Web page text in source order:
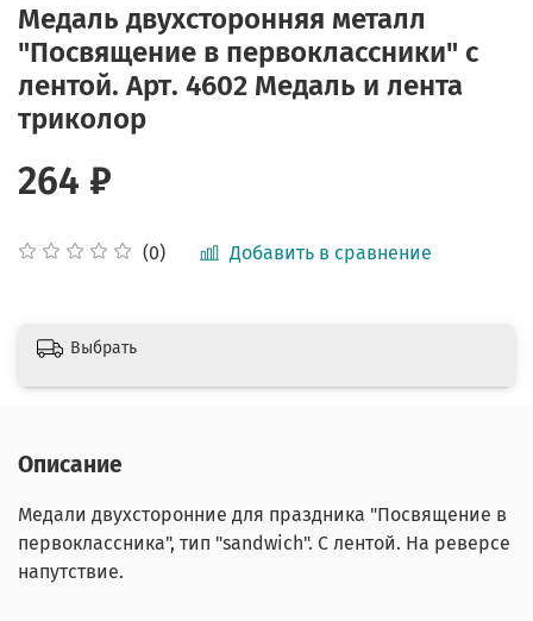
Медаль двухсторонняя металл
"Посвящение в первоклассники" с
лентой. Арт. 4602 Медаль и лента
триколор
(0) Добавить в сравнение
264 ₽
Выбрать
Описание
Медали двухсторонние для праздника "Посвящение в
первоклассника", тип "sandwich". С лентой. На реверсе
напутствие.